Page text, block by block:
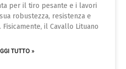
per il tiro pesante e i lavori
robustezza, resistenza e
il Cavallo Lituano
TUTTO »